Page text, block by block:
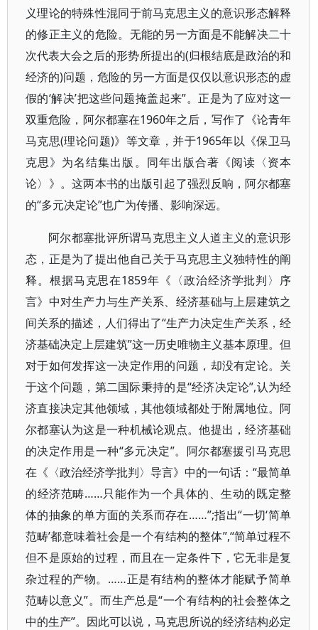
义理论的特殊性混同于前马克思主义的意识形态解释
的修正主义的危险。无能的另一方面是不能解决二十
次代表大会之后的形势所提出的(归根结底是政治的和
经济的)问题，危险的另一方面是仅仅以意识形态的虚
假的‘解决’把这些问题掩盖起来”。正是为了应对这一
双重危险，阿尔都塞在1960年之后，写作了《论青年
马克思(理论问题)》等文章，并于1965年以《保卫马
克思》为名结集出版。同年出版合著《阅读〈资本
论〉》。这两本书的出版引起了强烈反响，阿尔都塞
的“多元决定论”也广为传播、影响深远。
阿尔都塞批评所谓马克思主义人道主义的意识形
态，正是为了提出他自己关于马克思主义独特性的阐
释。根据马克思在1859年《〈政治经济学批判〉序
言》中对生产力与生产关系、经济基础与上层建筑之
间关系的描述，人们得出了“生产力决定生产关系，经
济基础决定上层建筑”这一历史唯物主义基本原理。但
对于如何发挥这一决定作用的问题，却没有定论。关
于这个问题，第二国际秉持的是“经济决定论”,认为经
济直接决定其他领域，其他领域都处于附属地位。阿
尔都塞认为这是一种机械论观点。他提出，经济基础
的决定作用是一种“多元决定”。阿尔都塞援引马克思
在《〈政治经济学批判〉导言》中的一句话：“最简单
的经济范畴……只能作为一个具体的、生动的既定整
体的抽象的单方面的关系而存在……”;指出“一切‘简单
范畴’都意味着社会是一个有结构的整体”,“简单过程不
但不是原始的过程，而且在一定条件下，它无非是复
杂过程的产物。……正是有结构的整体才能赋予简单
范畴以意义”。而生产总是“一个有结构的社会整体之
中的生产”。因此可以说，马克思所说的经济结构必定